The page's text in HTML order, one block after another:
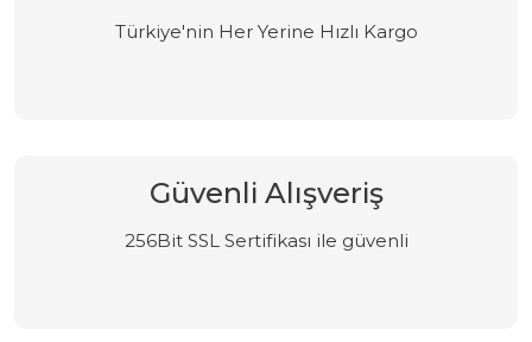
Türkiye'nin Her Yerine Hızlı Kargo
Güvenli Alışveriş
256Bit SSL Sertifikası ile güvenli